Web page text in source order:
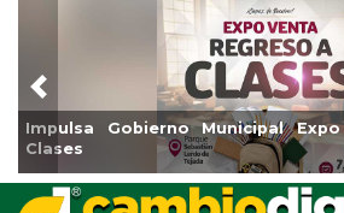
Gobierno Municipal Expo Venta
Previous